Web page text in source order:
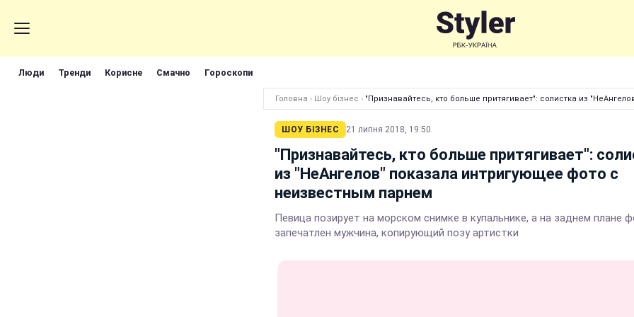
Люди Тренди Корисне Смачно Гороскопи
Головна › Шоу бізнес › "Признавайтесь, кто больше притягивает": солистка из
ШОУ БІЗНЕС 21 липня 2018, 19:50
"Признавайтесь, кто больше притягивает":
из "НеАнгелов" показала интригующее фото с
неизвестным парнем
Певица позирует на морском снимке в купальнике, а на заднем плане
запечатлен мужчина, копирующий позу артистки